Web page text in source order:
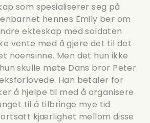
som spesialiserer seg på
hennes Emily ber om
ekteskap med soldaten
vente med å gjøre det til det
noensinne. Men det hun ikke
skulle møte Dans bror Peter.
Han betaler for
å hjelpe til med å organisere
til å tilbringe mye tid
kjærlighet mellom disse